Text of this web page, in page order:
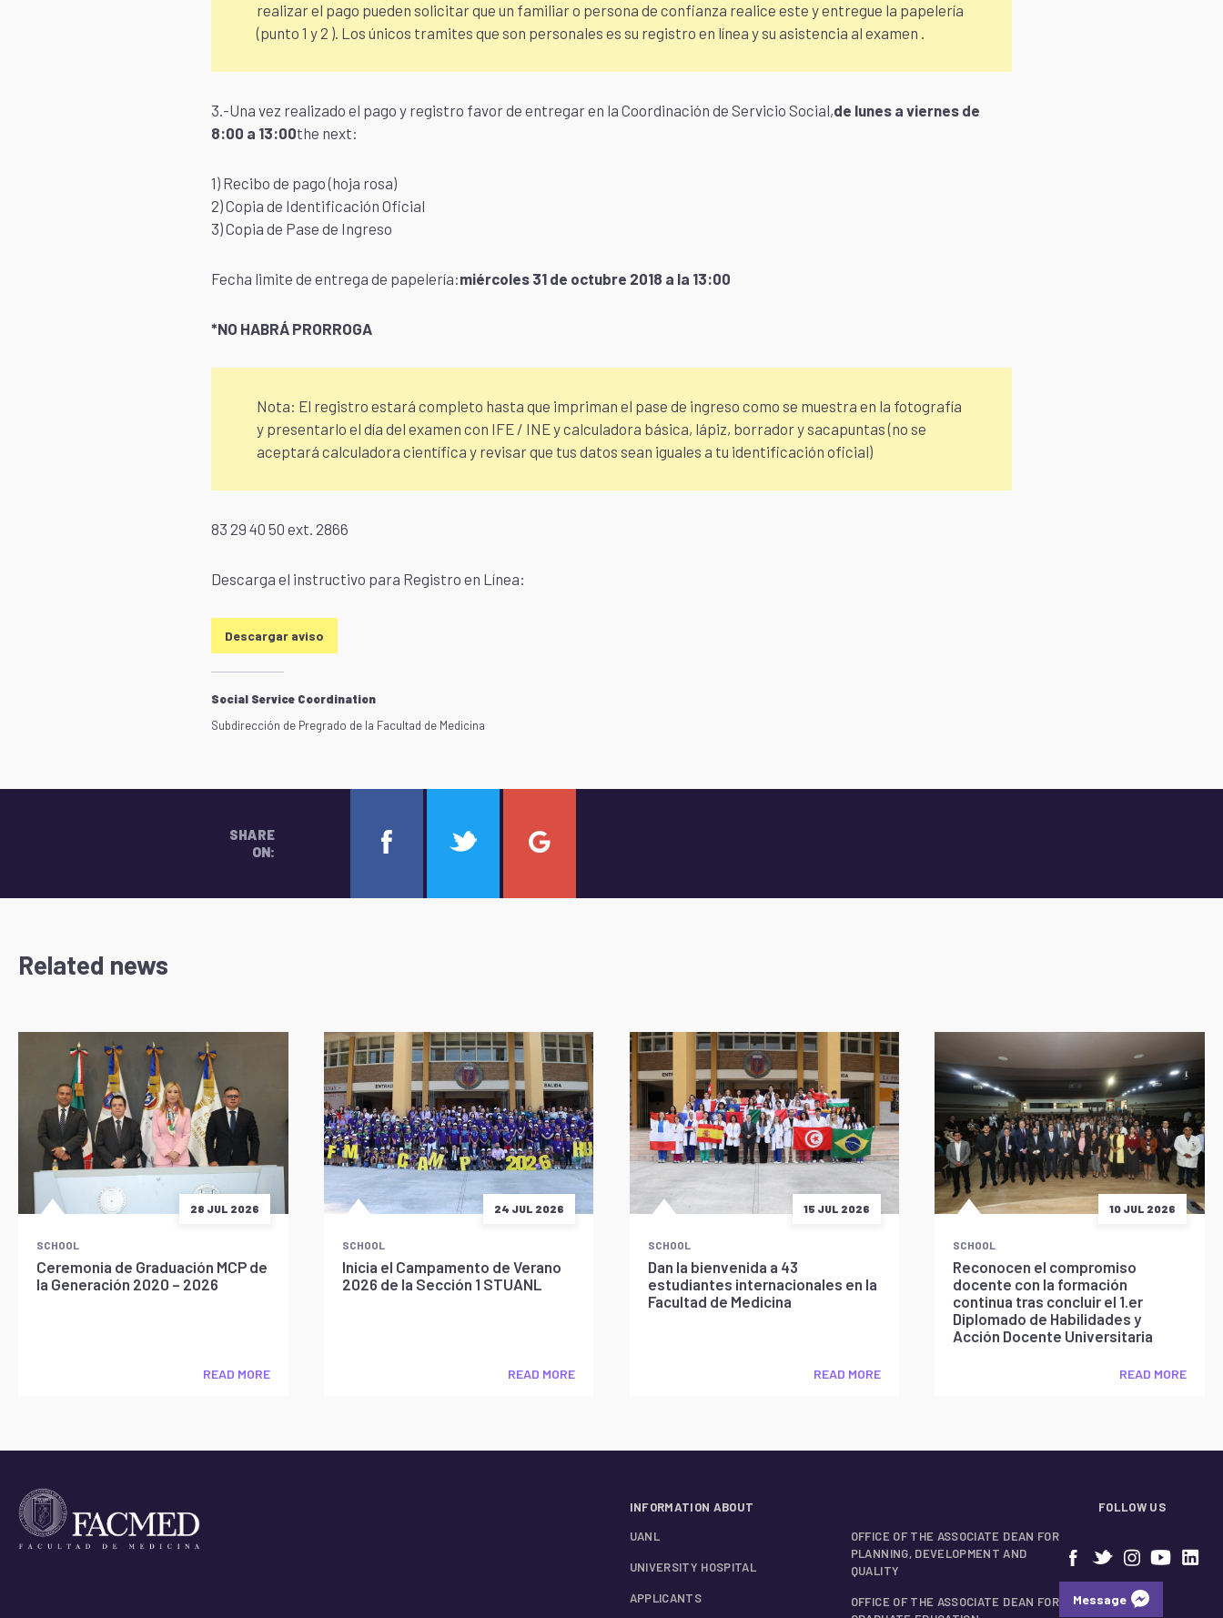
realizar el pago pueden solicitar que un familiar o persona de confianza realice este y entregue la papelería
(punto 1 y 2 ). Los únicos tramites que son personales es su registro en línea y su asistencia al examen .
3.-Una vez realizado el pago y registro favor de entregar en la Coordinación de Servicio Social,de lunes a viernes de
8:00 a 13:00the next:
1) Recibo de pago (hoja rosa)
2) Copia de Identificación Oficial
3) Copia de Pase de Ingreso
Fecha limite de entrega de papelería:miércoles 31 de octubre 2018 a la 13:00
*NO HABRÁ PRORROGA
Nota: El registro estará completo hasta que impriman el pase de ingreso como se muestra en la fotografía
y presentarlo el día del examen con IFE / INE y calculadora básica, lápiz, borrador y sacapuntas (no se
aceptará calculadora científica y revisar que tus datos sean iguales a tu identificación oficial)
83 29 40 50 ext. 2866
Descarga el instructivo para Registro en Línea:
Descargar aviso
Social Service Coordination
Subdirección de Pregrado de la Facultad de Medicina
SHARE
ON:
Related news
28 JUL 2026
SCHOOL
Ceremonia de Graduación MCP de
la Generación 2020 – 2026
READ MORE
24 JUL 2026
SCHOOL
Inicia el Campamento de Verano
2026 de la Sección 1 STUANL
READ MORE
15 JUL 2026
SCHOOL
Dan la bienvenida a 43
estudiantes internacionales en la
Facultad de Medicina
READ MORE
10 JUL 2026
SCHOOL
Reconocen el compromiso
docente con la formación
continua tras concluir el 1.er
Diplomado de Habilidades y
Acción Docente Universitaria
READ MORE
INFORMATION ABOUT
UANL
UNIVERSITY HOSPITAL
APPLICANTS
OFFICE OF THE ASSOCIATE DEAN FOR
PLANNING, DEVELOPMENT AND
QUALITY
OFFICE OF THE ASSOCIATE DEAN FOR
FOLLOW US
Message